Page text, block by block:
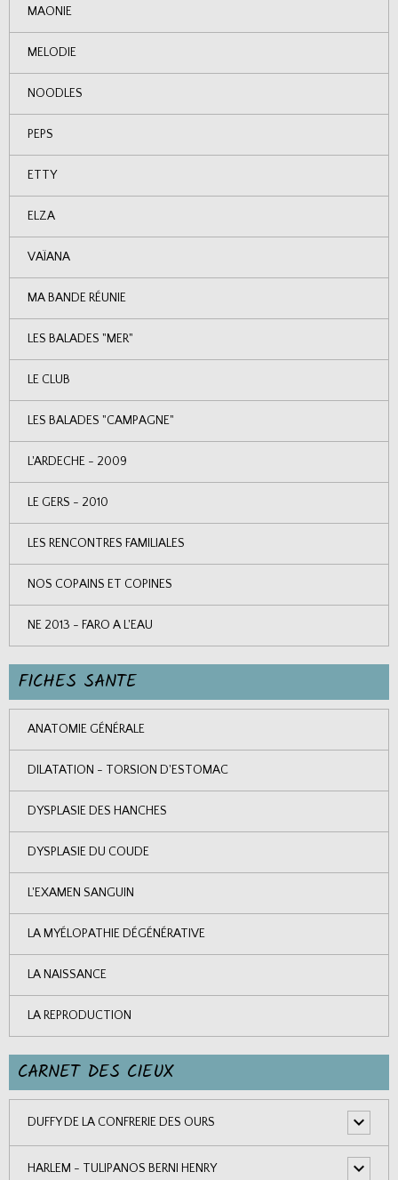
MAONIE
MELODIE
NOODLES
PEPS
ETTY
ELZA
VAÏANA
MA BANDE RÉUNIE
LES BALADES "MER"
LE CLUB
LES BALADES "CAMPAGNE"
L'ARDECHE - 2009
LE GERS - 2010
LES RENCONTRES FAMILIALES
NOS COPAINS ET COPINES
NE 2013 - FARO A L'EAU
FICHES SANTE
ANATOMIE GÉNÉRALE
DILATATION - TORSION D'ESTOMAC
DYSPLASIE DES HANCHES
DYSPLASIE DU COUDE
L'EXAMEN SANGUIN
LA MYÉLOPATHIE DÉGÉNÉRATIVE
LA NAISSANCE
LA REPRODUCTION
CARNET DES CIEUX
DUFFY DE LA CONFRERIE DES OURS
HARLEM - TULIPANOS BERNI HENRY